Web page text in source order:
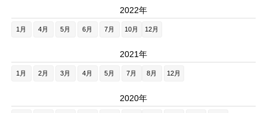
2022年
1月 4月 5月 6月 7月 10月 12月
2021年
1月 2月 3月 4月 5月 7月 8月 12月
2020年